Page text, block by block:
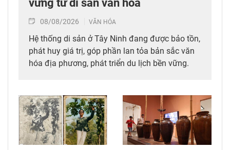
vững từ di sản văn hóa
08/08/2026 VĂN HÓA
Hệ thống di sản ở Tây Ninh đang được bảo tồn,
phát huy giá trị, góp phần lan tỏa bản sắc văn
hóa địa phương, phát triển du lịch bền vững.